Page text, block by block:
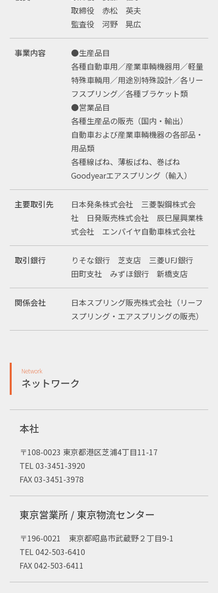
取締役 赤松 英夫
監査役 河野 晃広
事業内容
●生産品目
各種自動車用／産業車輌機器用／軽量
特殊車輌用／用途別特殊設計／各リー
フスプリング／各種ブラケット類
●営業品目
各種生産品の販売（国内・輸出）
自動車および産業車輌機器の各部品・
用品類
各種線ばね、薄板ばね、巻ばね
Goodyearエアスプリング（輸入）
主要取引先
日本発条株式会社 三菱製鋼株式会
社 日発販売株式会社 辰巳屋興業株
式会社 エンパイヤ自動車株式会社
取引銀行
りそな銀行 芝支店 三菱UFJ銀行
田町支社 みずほ銀行 新橋支店
関係会社
日本スプリング販売株式会社（リーフ
スプリング・エアスプリングの販売）
Network
ネットワーク
本社
〒108-0023 東京都港区芝浦4丁目11-17
TEL 03-3451-3920
FAX 03-3451-3978
東京営業所 / 東京物流センター
〒196-0021 東京都昭島市武蔵野２丁目9-1
TEL 042-503-6410
FAX 042-503-6411